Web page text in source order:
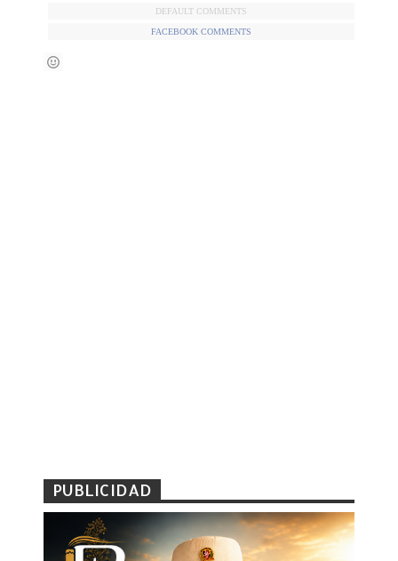
DEFAULT COMMENTS
FACEBOOK COMMENTS
PUBLICIDAD